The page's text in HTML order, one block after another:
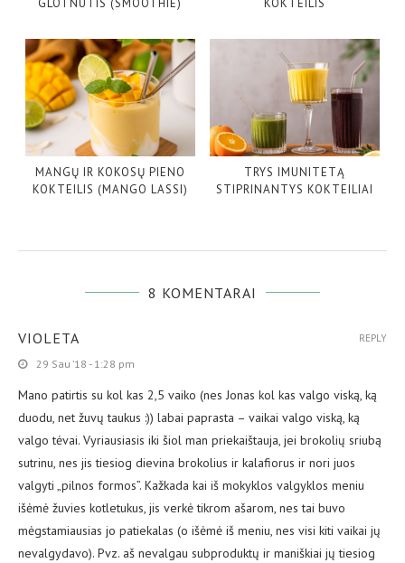
GLOTNUTIS (SMOOTHIE) KOKTEILIS
MANGŲ IR KOKOSŲ PIENO
KOKTEILIS (MANGO LASSI)
TRYS IMUNITETĄ
STIPRINANTYS KOKTEILIAI
8 KOMENTARAI
VIOLETA
29 Sau ’18 - 1:28 pm
Mano patirtis su kol kas 2,5 vaiko (nes Jonas kol kas valgo viską, ką
duodu, net žuvų taukus :)) labai paprasta – vaikai valgo viską, ką
valgo tėvai. Vyriausiasis iki šiol man priekaištauja, jei brokolių sriubą
sutrinu, nes jis tiesiog dievina brokolius ir kalafiorus ir nori juos
valgyti „pilnos formos”. Kažkada kai iš mokyklos valgyklos meniu
išėmė žuvies kotletukus, jis verkė tikrom ašarom, nes tai buvo
mėgstamiausias jo patiekalas (o išėmė iš meniu, nes visi kiti vaikai jų
nevalgydavo). Pvz. aš nevalgau subproduktų ir maniškiai jų tiesiog
REPLY